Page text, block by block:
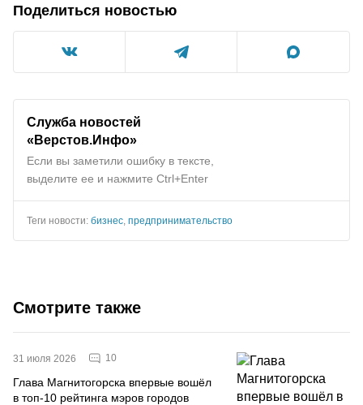
Поделиться новостью
Служба новостей
«Верстов.Инфо»
Если вы заметили ошибку в тексте,
выделите ее и нажмите Ctrl+Enter
Теги новости: бизнес предпринимательство
Смотрите также
31 июля 2026 10
Глава Магнитогорска впервые вошёл
в топ-10 рейтинга мэров городов